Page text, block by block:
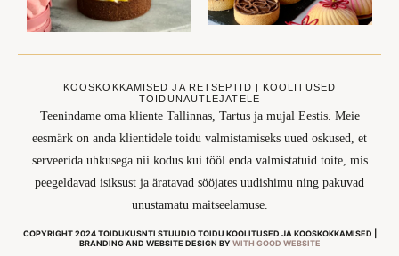
KOOSKOKKAMISED JA RETSEPTID | KOOLITUSED
TOIDUNAUTLEJATELE
Teenindame oma kliente Tallinnas, Tartus ja mujal Eestis. Meie
eesmärk on anda klientidele toidu valmistamiseks uued oskused, et
serveerida uhkusega nii kodus kui tööl enda valmistatuid toite, mis
peegeldavad isiksust ja äratavad sööjates uudishimu ning pakuvad
unustamatu maitseelamuse.
COPYRIGHT 2024 TOIDUKUSNTI STUUDIO TOIDU KOOLITUSED JA KOOSKOKKAMISED |
BRANDING AND WEBSITE DESIGN BY WITH GOOD WEBSITE